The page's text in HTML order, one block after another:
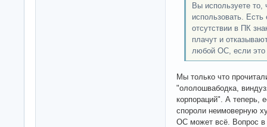
Вы используете
использовать.
отсутствии в ПК
плачут и
любой ОС, если это
Мы только что
"ололошвабодка,
корпораций". А теперь,
спороли неимоверную
ОС может всё. Вопрос в